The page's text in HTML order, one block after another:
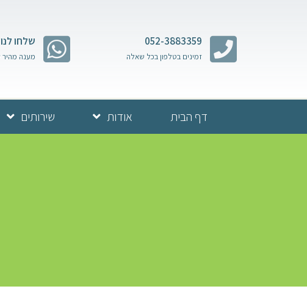
052-3883359
זמינים בטלפון בכל שאלה
שלחו
מענה
דף הבית אודות שירותים